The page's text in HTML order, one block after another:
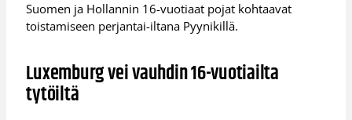
Suomen ja Hollannin 16-vuotiaat pojat kohtaavat
toistamiseen perjantai-iltana Pyynikillä.
Luxemburg vei vauhdin 16-vuotiailta
tytöiltä